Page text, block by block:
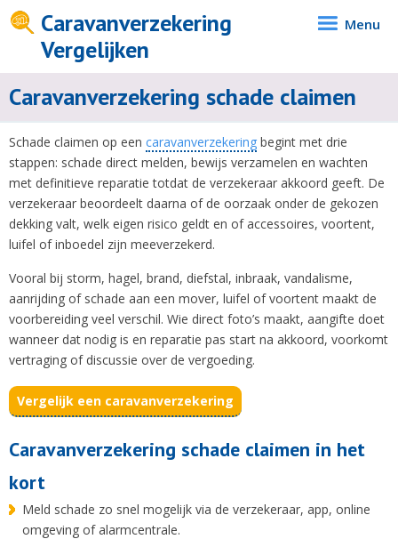
Caravanverzekering
Vergelijken
Menu
Caravanverzekering schade claimen
Schade claimen op een caravanverzekering begint met drie
stappen: schade direct melden, bewijs verzamelen en wachten
met definitieve reparatie totdat de verzekeraar akkoord geeft. De
verzekeraar beoordeelt daarna of de oorzaak onder de gekozen
dekking valt, welk eigen risico geldt en of accessoires, voortent,
luifel of inboedel zijn meeverzekerd.
Vooral bij storm, hagel, brand, diefstal, inbraak, vandalisme,
aanrijding of schade aan een mover, luifel of voortent maakt de
voorbereiding veel verschil. Wie direct foto’s maakt, aangifte doet
wanneer dat nodig is en reparatie pas start na akkoord, voorkomt
vertraging of discussie over de vergoeding.
Vergelijk een caravanverzekering
Caravanverzekering schade claimen in het
kort
Meld schade zo snel mogelijk via de verzekeraar, app, online
omgeving of alarmcentrale.